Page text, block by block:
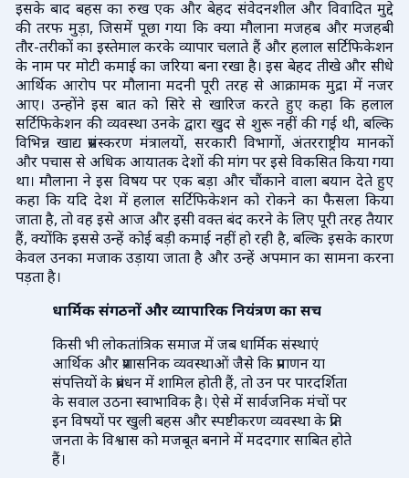
इसके बाद बहस का रुख एक और बेहद संवेदनशील और विवादित मुद्दे
की तरफ मुड़ा, जिसमें पूछा गया कि क्या मौलाना मजहब और मजहबी
तौर-तरीकों का इस्तेमाल करके व्यापार चलाते हैं और हलाल सर्टिफिकेशन
के नाम पर मोटी कमाई का जरिया बना रखा है। इस बेहद तीखे और सीधे
आर्थिक आरोप पर मौलाना मदनी पूरी तरह से आक्रामक मुद्रा में नजर
आए। उन्होंने इस बात को सिरे से खारिज करते हुए कहा कि हलाल
सर्टिफिकेशन की व्यवस्था उनके द्वारा खुद से शुरू नहीं की गई थी, बल्कि
विभिन्न खाद्य प्रसंस्करण मंत्रालयों, सरकारी विभागों, अंतरराष्ट्रीय मानकों
और पचास से अधिक आयातक देशों की मांग पर इसे विकसित किया गया
था। मौलाना ने इस विषय पर एक बड़ा और चौंकाने वाला बयान देते हुए
कहा कि यदि देश में हलाल सर्टिफिकेशन को रोकने का फैसला किया
जाता है, तो वह इसे आज और इसी वक्त बंद करने के लिए पूरी तरह तैयार
हैं, क्योंकि इससे उन्हें कोई बड़ी कमाई नहीं हो रही है, बल्कि इसके कारण
केवल उनका मजाक उड़ाया जाता है और उन्हें अपमान का सामना करना
पड़ता है।
धार्मिक संगठनों और व्यापारिक नियंत्रण का सच
किसी भी लोकतांत्रिक समाज में जब धार्मिक संस्थाएं
आर्थिक और प्रशासनिक व्यवस्थाओं जैसे कि प्रमाणन या
संपत्तियों के प्रबंधन में शामिल होती हैं, तो उन पर पारदर्शिता
के सवाल उठना स्वाभाविक है। ऐसे में सार्वजनिक मंचों पर
इन विषयों पर खुली बहस और स्पष्टीकरण व्यवस्था के प्रति
जनता के विश्वास को मजबूत बनाने में मददगार साबित होते
हैं।